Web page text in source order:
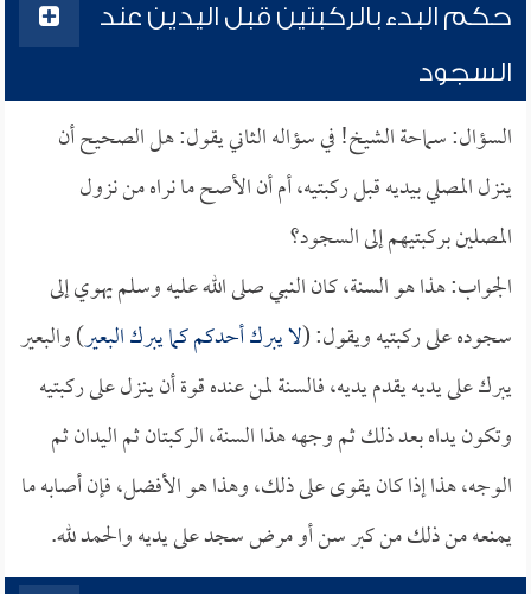
حكم البدء بالركبتين قبل اليدين عند
السجود
السؤال: سماحة الشيخ! في سؤاله الثاني يقول: هل الصحيح أن
ينزل المصلي بيديه قبل ركبتيه، أم أن الأصح ما نراه من نزول
المصلين بركبتيهم إلى السجود؟
الجواب: هذا هو السنة، كان النبي صلى الله عليه وسلم يهوي إلى
سجوده على ركبتيه ويقول: (لا يبرك أحدكم كما يبرك البعير) والبعير
يبرك على يديه يقدم يديه، فالسنة لمن عنده قوة أن ينزل على ركبتيه
وتكون يداه بعد ذلك ثم وجهه هذا السنة، الركبتان ثم اليدان ثم
الوجه، هذا إذا كان يقوى على ذلك، وهذا هو الأفضل، فإن أصابه ما
يمنعه من ذلك من كبر سن أو مرض سجد على يديه والحمد لله.